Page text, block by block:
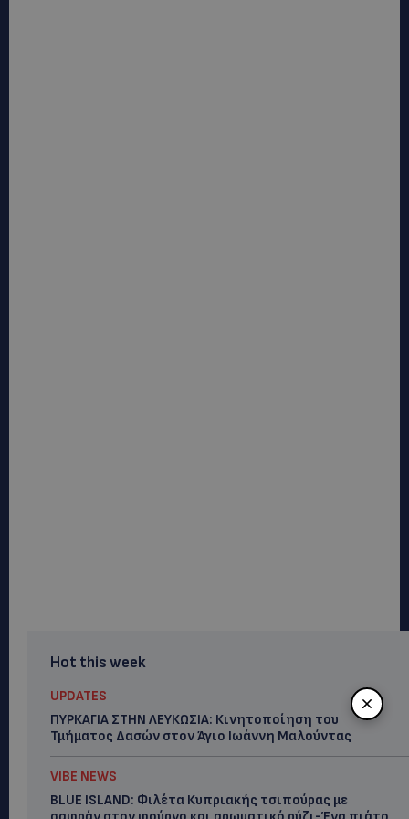
Hot this week
UPDATES
ΠΥΡΚΑΓΙΑ ΣΤΗΝ ΛΕΥΚΩΣΙΑ: Κινητοποίηση του
Τμήματος Δασών στον Άγιο Ιωάννη Μαλούντας
VIBE NEWS
BLUE ISLAND: Φιλέτα Κυπριακής τσιπούρας με